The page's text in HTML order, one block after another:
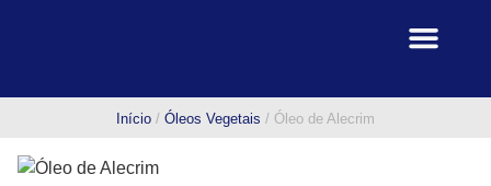
Início / Óleos Vegetais / Óleo de Alecrim